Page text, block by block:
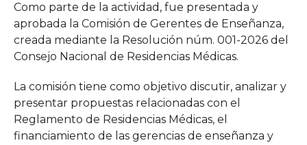
Como parte de la actividad, fue presentada y
aprobada la Comisión de Gerentes de Enseñanza,
creada mediante la Resolución núm. 001-2026 del
Consejo Nacional de Residencias Médicas.
La comisión tiene como objetivo discutir, analizar y
presentar propuestas relacionadas con el
Reglamento de Residencias Médicas, el
financiamiento de las gerencias de enseñanza y